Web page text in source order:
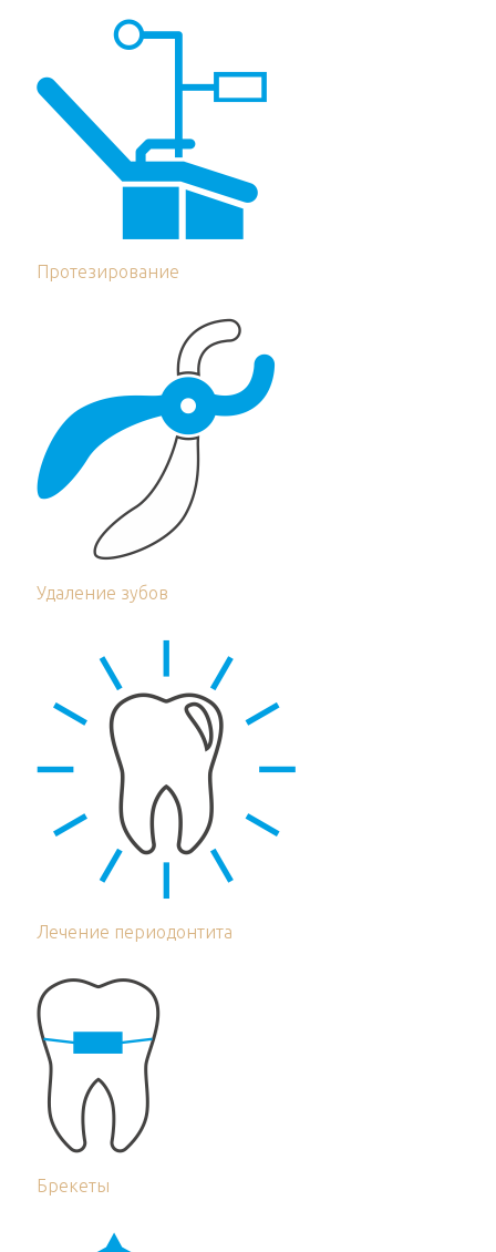
Протезирование
Удаление зубов
Лечение периодонтита
Брекеты